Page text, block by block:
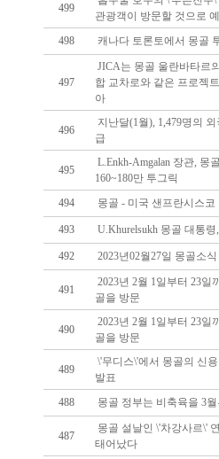
499
관광객이 방문할 것으로
498
캐나다 토론토에서 몽골
497
JICA는 몽골 울란바타르
합 교차로와 같은 프로젝
아
496
지난달(1월), 1,479명의
급
495
L.Enkh-Amgalan 장관, 몽
160~180만 투그릭
494
몽골 - 미국 샌프란시스코
493 U.Khurelsukh 몽골 대통
492 2023년02월27일 몽골소식
491
2023년 2월 1일부터 23일
골을 방문
490
2023년 2월 1일부터 23일
골을 방문
489
\'무디스\'에서 몽골의 신
발표
488
몽골 정부는 비축육을 3
487
몽골 설날인 \'차강사르\'
태어났다